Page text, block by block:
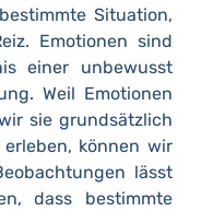
Situation,
Emotionen sind
einer unbewusst
Weil Emotionen
sie grundsätzlich
können wir
lässt
dass bestimmte